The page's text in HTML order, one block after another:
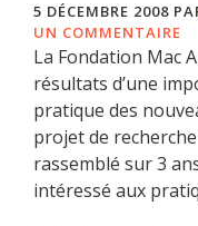
5 DÉCEMBRE 2008
UN COMMENTAIRE
La Fondation Mac
résultats d’une
pratique des
projet de
rassemblé sur 3
intéressé aux